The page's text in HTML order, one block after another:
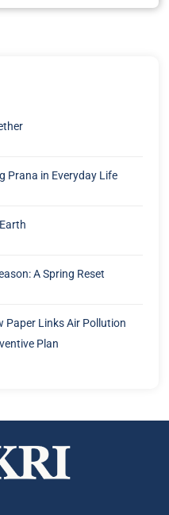
Prana in Everyday Life
A Spring Reset
Paper Links Air Pollution
Plan